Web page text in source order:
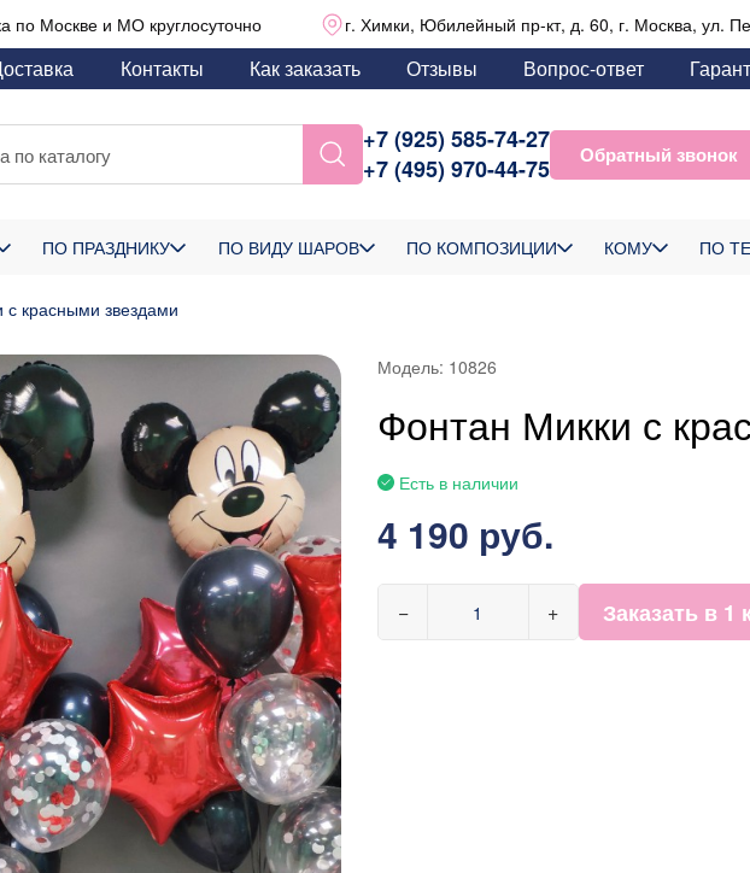
по Москве и МО круглосуточно г. Химки, Юбилейный пр-кт, д. 60, г. Москва, ул.
Контакты Как заказать Отзывы Вопрос-ответ
+7 (925) 585-74-27
+7 (495) 970-44-75
Обратный звонок
ПО ПРАЗДНИКУ ПО ВИДУ ШАРОВ ПО КОМПОЗИЦИИ КОМУ ПО
красными звездами
Модель: 10826
Фонтан Микки с
Есть в наличии
4 190 руб.
− + Заказать в 1